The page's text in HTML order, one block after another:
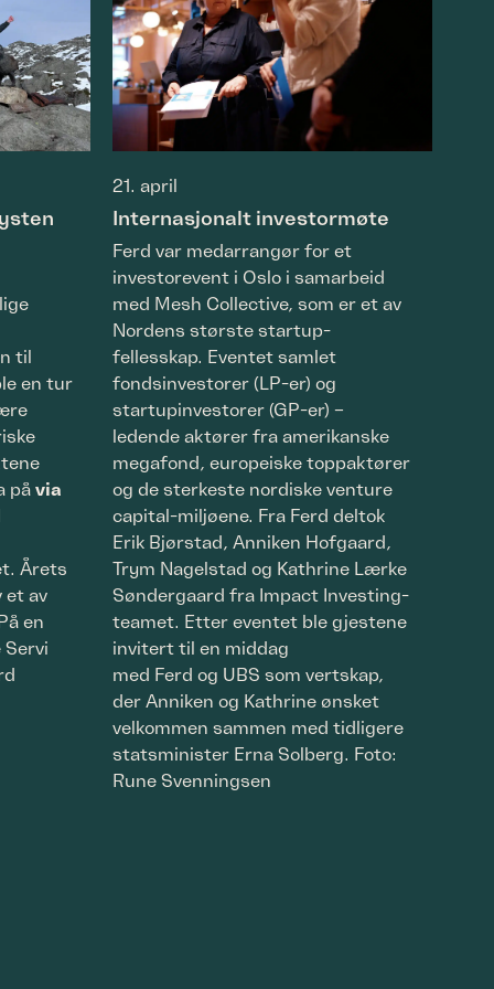
til
en tur
på via
Årets
et av
en
21. april
Internasjonalt investormøte
Ferd var medarrangør for et
investorevent i Oslo i samarbeid
med Mesh Collective, som er et av
Nordens største startup-
fellesskap. Eventet samlet
fondsinvestorer (LP-er) og
startupinvestorer (GP-er) –
ledende aktører fra amerikanske
megafond, europeiske toppaktører
og de sterkeste nordiske venture
capital-miljøene. Fra Ferd deltok
Erik Bjørstad, Anniken Hofgaard,
Trym Nagelstad og Kathrine Lærke
Søndergaard fra Impact Investing-
teamet. Etter eventet ble gjestene
invitert til en middag
med Ferd og UBS som vertskap,
der Anniken og Kathrine ønsket
velkommen sammen med tidligere
statsminister Erna Solberg. Foto:
Rune Svenningsen